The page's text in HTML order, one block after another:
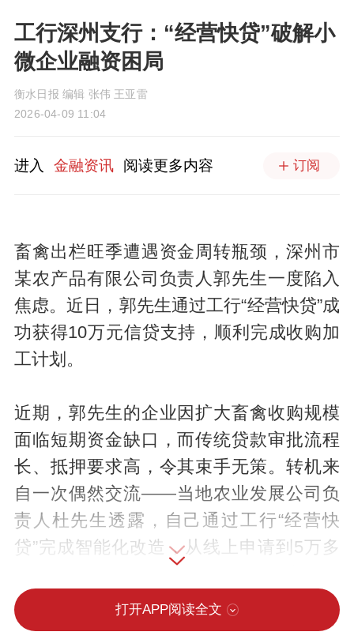
工行深州支行：“经营快贷”破解小
微企业融资困局
衡水日报 编辑 张伟 王亚雷
2026-04-09 11:04
进入 金融资讯 阅读更多内容 订阅
畜禽出栏旺季遭遇资金周转瓶颈，深州市
某农产品有限公司负责人郭先生一度陷入
焦虑。近日，郭先生通过工行“经营快贷”成
功获得10万元信贷支持，顺利完成收购加
工计划。
近期，郭先生的企业因扩大畜禽收购规模
面临短期资金缺口，而传统贷款审批流程
长、抵押要求高，令其束手无策。转机来
自一次偶然交流——当地农业发展公司负
责人杜先生透露，自己通过工行“经营快
贷”完成智能化改造，从线上申请到5万多
提升。受此启发，郭先生立即联系工行深
州支行。客户经理根据企业经营数据生
打开APP阅读全文